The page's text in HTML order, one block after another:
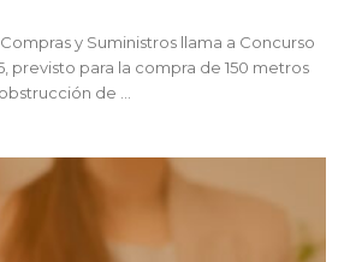
y Suministros llama a Concurso
previsto para la compra de 150 metros
de ...